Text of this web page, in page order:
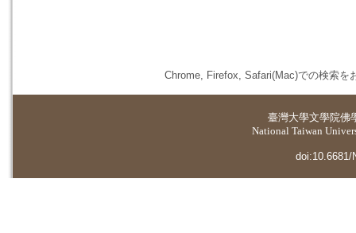
Chrome, Firefox, Safari(Mac)での検索を
臺灣大學文學院佛
National Taiwan
doi:10.6681/